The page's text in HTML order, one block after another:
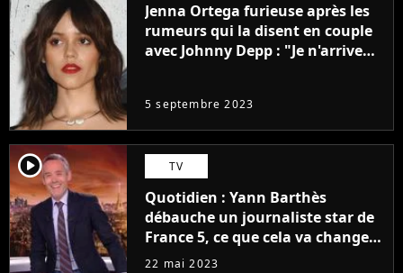
Jenna Ortega furieuse après les
rumeurs qui la disent en couple
avec Johnny Depp : "Je n'arrive
5 septembre 2023
player2 TV
Quotidien : Yann Barthès
débauche un journaliste star de
France 5, ce que cela va changer
à la rentrée
22 mai 2023